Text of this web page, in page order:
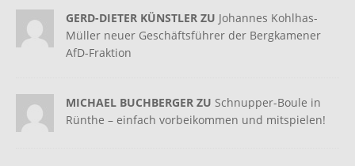
GERD-DIETER KÜNSTLER ZU Johannes Kohlhas-
Müller neuer Geschäftsführer der Bergkamener
AfD-Fraktion
MICHAEL BUCHBERGER ZU Schnupper-Boule in
Rünthe – einfach vorbeikommen und mitspielen!